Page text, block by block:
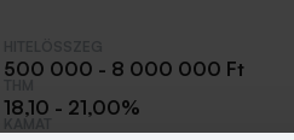
500 000 - 8 000 000 Ft
18,10 - 21,00%